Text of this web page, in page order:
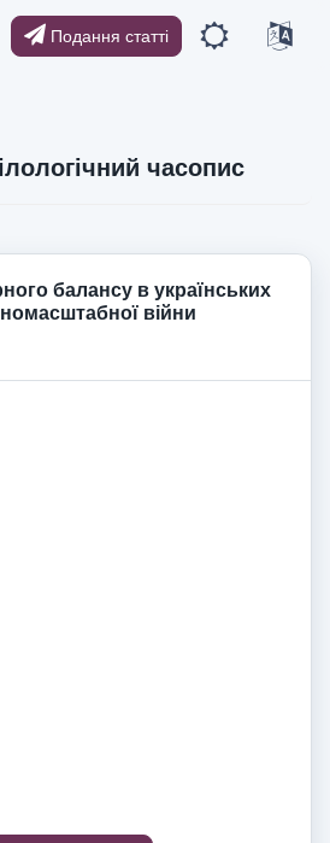
Подання статті
часопис
балансу в українських
війни